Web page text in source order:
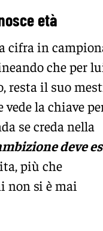
età
cifra in
che per
resta il suo
vede la chiave
se creda nella
deve
più che
non si è mai